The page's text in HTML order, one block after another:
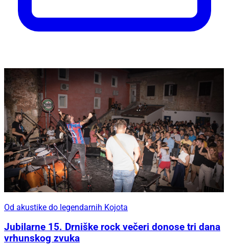
Od akustike do legendarnih Kojota
Jubilarne 15. Drniške rock večeri donose tri dana
vrhunskog zvuka